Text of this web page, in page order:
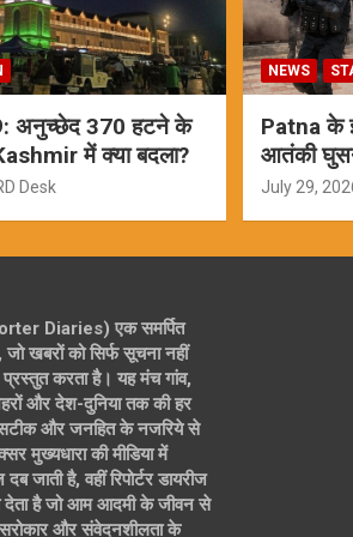
अनुच्छेद 370 हटने के
में क्या बदला?
Desk
NEWS
Patna के
आतंकी
ऑपरेशन;
July 29,
Diaries) एक समर्पित
जो खबरों को सिर्फ सूचना नहीं
प्रस्तुत करता है। यह मंच गांव,
और देश-दुनिया तक की हर
सटीक और जनहित के नजरिये से
मुख्यधारा की मीडिया में
जाती है, वहीं रिपोर्टर डायरीज
देता है जो आम आदमी के जीवन से
और संवेदनशीलता के